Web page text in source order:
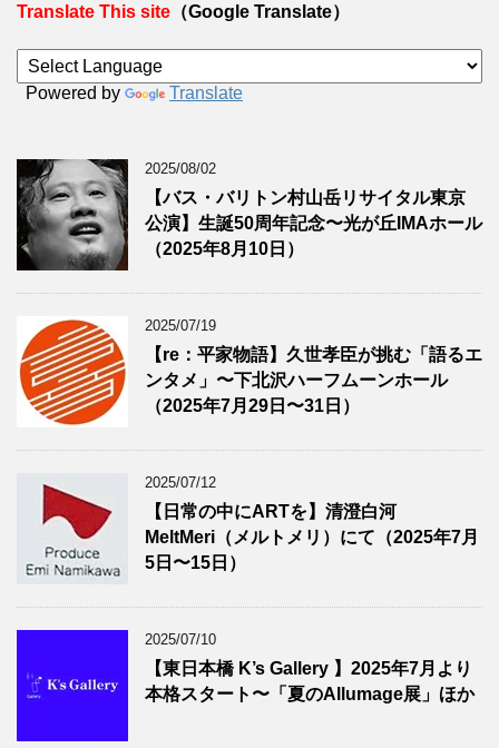
Translate This site （Google Translate）
Powered by Translate
2025/08/02
【バス・バリトン村山岳リサイタル東京
公演】生誕50周年記念〜光が丘IMAホール
（2025年8月10日）
2025/07/19
【re：平家物語】久世孝臣が挑む「語るエ
ンタメ」〜下北沢ハーフムーンホール
（2025年7月29日〜31日）
2025/07/12
【日常の中にARTを】清澄白河
MeltMeri（メルトメリ）にて（2025年7月
5日〜15日）
2025/07/10
【東日本橋 K’s Gallery 】2025年7月より
本格スタート〜「夏のAllumage展」ほか